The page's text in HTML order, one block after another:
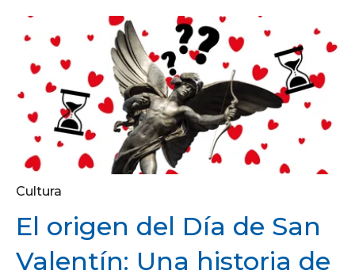
Cultura
El origen del Día de San
Valentín: Una historia de